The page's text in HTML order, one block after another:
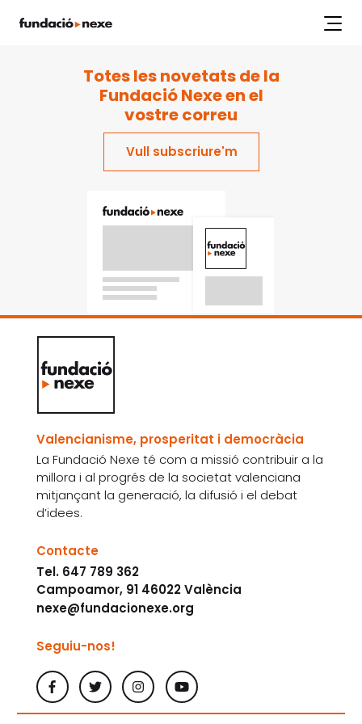
Labs Projectes Publicacions
index.php
Totes les novetats de la
Fundació Nexe en el
vostre correu
Vull subscriure'm
Valencianisme, prosperitat i democràcia
La Fundació Nexe té com a missió contribuir a la
millora i al progrés de la societat valenciana
mitjançant la generació, la difusió i el debat
d’idees.
Contacte
Tel. 647 789 362
Campoamor, 91 46022 València
nexe@fundacionexe.org
Seguiu-nos!